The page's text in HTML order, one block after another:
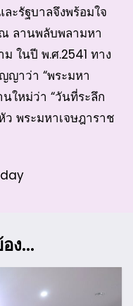
ะรัฐบาลจึงพร้อมใจ
ลานพลับพลามหา
ในปี พ.ศ.2541 ทาง
ญาว่า “พระมหา
ใหม่ว่า “วันที่ระลึก
ว พระมหาเจษฎาราช
ง...